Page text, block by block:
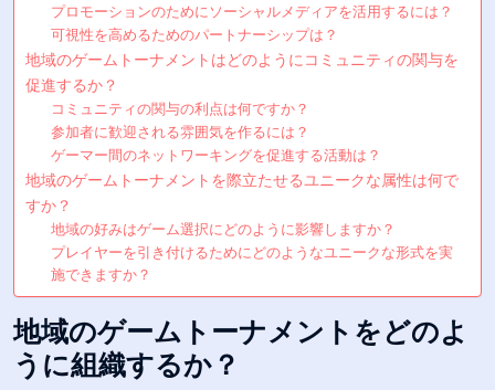
プロモーションのためにソーシャルメディアを活用するには？
可視性を高めるためのパートナーシップは？
地域のゲームトーナメントはどのようにコミュニティの関与を
促進するか？
コミュニティの関与の利点は何ですか？
参加者に歓迎される雰囲気を作るには？
ゲーマー間のネットワーキングを促進する活動は？
地域のゲームトーナメントを際立たせるユニークな属性は何で
すか？
地域の好みはゲーム選択にどのように影響しますか？
プレイヤーを引き付けるためにどのようなユニークな形式を実
施できますか？
地域のゲームトーナメントをどのよ
うに組織するか？